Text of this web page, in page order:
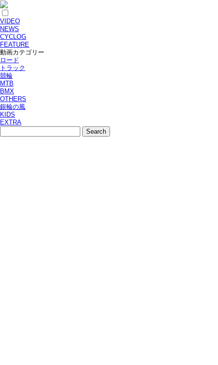
VIDEO
NEWS
CYCLOG
FEATURE
動画カテゴリー
ロード
トラック
競輪
MTB
BMX
OTHERS
銀輪の風
KIDS
EXTRA